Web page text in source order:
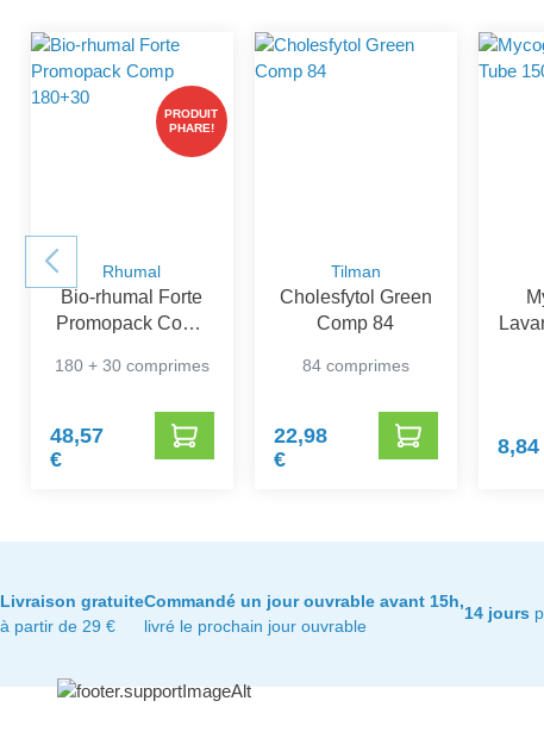
PRODUIT
PHARE!
Rhumal
Bio-rhumal Forte
Promopack Comp
180 + 30 comprimes
48,57
€
Tilman
Cholesfytol Green
Comp 84
84 comprimes
22,98
€
8,84
Livraison gratuite
à partir de 29 €
Commandé un jour ouvrable avant 15h,
livré le prochain jour ouvrable
14 jours